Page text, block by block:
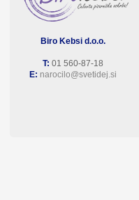
Biro Kebsi d.o.o.
T: 01 560-87-18
E: narocilo@svetidej.si